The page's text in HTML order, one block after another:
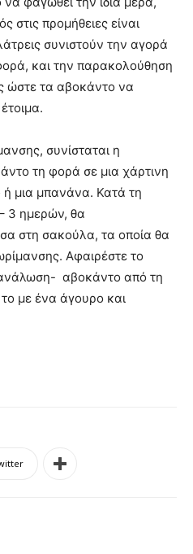
στις προμήθειες είναι
συνιστούν την αγορά
και την παρακολούθηση
ώστε τα αβοκάντο να
συνίσταται η
τη φορά σε μια χάρτινη
μια μπανάνα. Κατά τη
3 ημερών, θα
στη σακούλα, τα οποία θα
Αφαιρέστε το
αβοκάντο από τη
με ένα άγουρο και